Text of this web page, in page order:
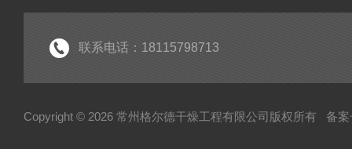
联系电话：18115798713
Copyright © 2026 常州格尔德干燥工程有限公司版权所有 备案